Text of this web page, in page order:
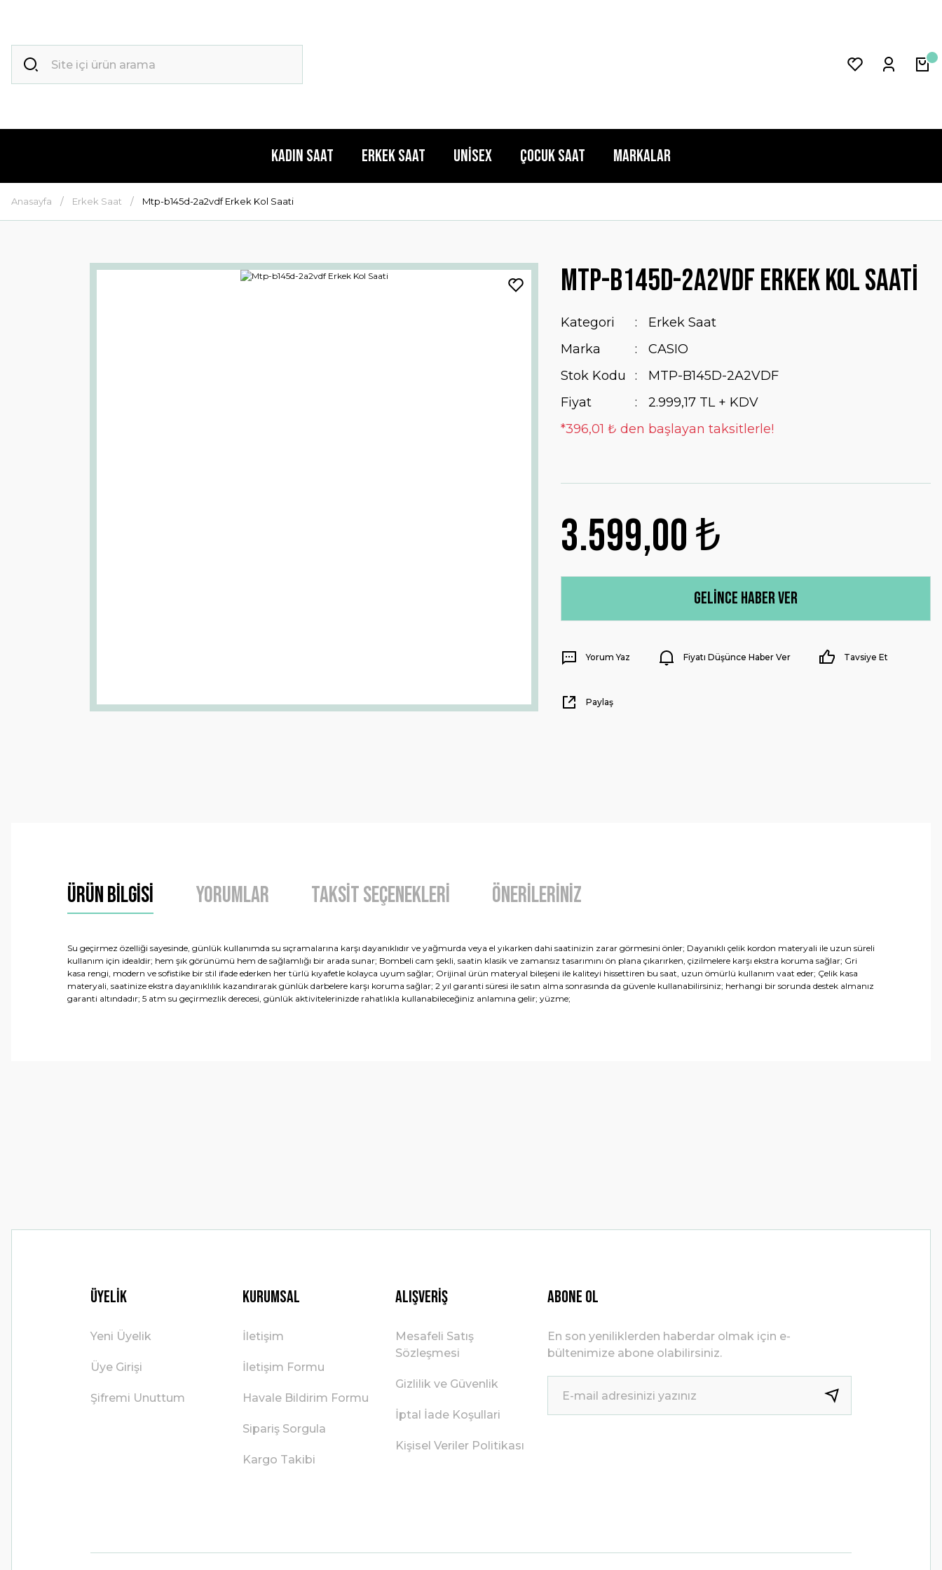
Kadın Saat Erkek Saat Unisex Çocuk Saat Markalar
Anasayfa Erkek Saat Mtp-b145d-2a2vdf Erkek Kol Saati
Mtp-b145d-2a2vdf Erkek Kol Saati
Kategori
Erkek Saat
Marka
CASIO
Stok Kodu
MTP-B145D-2A2VDF
Fiyat
2.999,17 TL + KDV
*396,01 ₺ den başlayan taksitlerle!
3.599,00 ₺
Gelince Haber Ver
Yorum Yaz Fiyatı Düşünce Haber Ver Tavsiye Et
Paylaş
Ürün Bilgisi Yorumlar Taksit Seçenekleri Önerileriniz
Su geçirmez özelliği sayesinde, günlük kullanımda su sıçramalarına karşı dayanıklıdır ve yağmurda veya el yıkarken dahi saatinizin zarar görmesini önler; Dayanıklı çelik kordon materyali ile uzun süreli
kullanım için idealdir; hem şık görünümü hem de sağlamlığı bir arada sunar; Bombeli cam şekli, saatin klasik ve zamansız tasarımını ön plana çıkarırken, çizilmelere karşı ekstra koruma sağlar; Gri
kasa rengi, modern ve sofistike bir stil ifade ederken her türlü kıyafetle kolayca uyum sağlar; Orijinal ürün materyal bileşeni ile kaliteyi hissettiren bu saat, uzun ömürlü kullanım vaat eder; Çelik kasa
materyali, saatinize ekstra dayanıklılık kazandırarak günlük darbelere karşı koruma sağlar; 2 yıl garanti süresi ile satın alma sonrasında da güvenle kullanabilirsiniz; herhangi bir sorunda destek almanız
garanti altındadır; 5 atm su geçirmezlik derecesi, günlük aktivitelerinizde rahatlıkla kullanabileceğiniz anlamına gelir; yüzme;
Üyelik
Yeni Üyelik
Üye Girişi
Şifremi Unuttum
Kurumsal
İletişim
İletişim Formu
Havale Bildirim Formu
Sipariş Sorgula
Kargo Takibi
Alışveriş
Mesafeli Satış
Sözleşmesi
Gizlilik ve Güvenlik
İptal İade Koşullari
Kişisel Veriler Politikası
ABONE OL
En son yeniliklerden haberdar olmak için e-
bültenimize abone olabilirsiniz.